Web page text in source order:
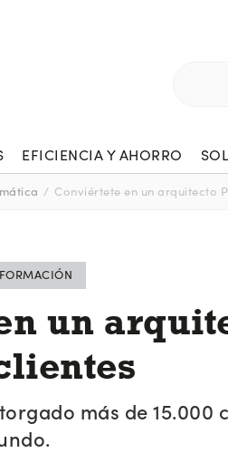
EFICIENCIA Y AHORRO
/ Conviértete en un arquitecto
un
más de